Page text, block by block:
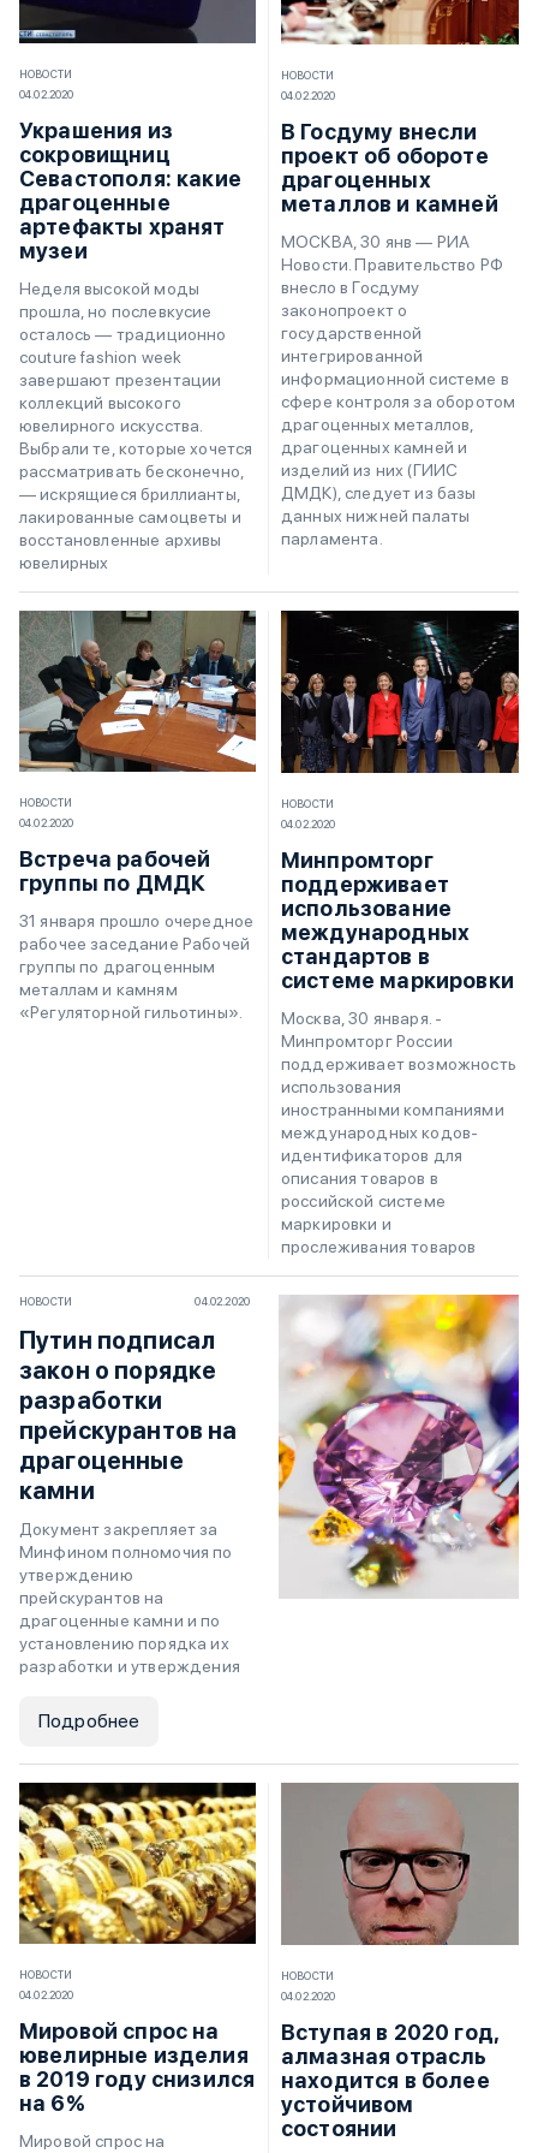
НОВОСТИ
04.02.2020
Украшения из
сокровищниц
Севастополя: какие
драгоценные
артефакты хранят
музеи
Неделя высокой моды
прошла, но послевкусие
осталось — традиционно
couture fashion week
завершают презентации
коллекций высокого
ювелирного искусства.
Выбрали те, которые хочется
рассматривать бесконечно,
— искрящиеся бриллианты,
лакированные самоцветы и
восстановленные архивы
ювелирных
НОВОСТИ
04.02.2020
В Госдуму внесли
проект об обороте
драгоценных
металлов и камней
МОСКВА, 30 янв — РИА
Новости. Правительство РФ
внесло в Госдуму
законопроект о
государственной
интегрированной
информационной системе в
сфере контроля за оборотом
драгоценных металлов,
драгоценных камней и
изделий из них (ГИИС
ДМДК), следует из базы
данных нижней палаты
парламента.
НОВОСТИ
04.02.2020
Встреча рабочей
группы по ДМДК
31 января прошло очередное
рабочее заседание Рабочей
группы по драгоценным
металлам и камням
«Регуляторной гильотины».
НОВОСТИ
04.02.2020
Минпромторг
поддерживает
использование
международных
стандартов в
системе маркировки
Москва, 30 января. -
Минпромторг России
поддерживает возможность
использования
иностранными компаниями
международных кодов-
идентификаторов для
описания товаров в
российской системе
маркировки и
прослеживания товаров
НОВОСТИ 04.02.2020
Путин подписал
закон о порядке
разработки
прейскурантов на
драгоценные
камни
Документ закрепляет за
Минфином полномочия по
утверждению
прейскурантов на
драгоценные камни и по
установлению порядка их
разработки и утверждения
Подробнее
НОВОСТИ
04.02.2020
Мировой спрос на
ювелирные изделия
в 2019 году снизился
на 6%
Мировой спрос на
НОВОСТИ
04.02.2020
Вступая в 2020 год,
алмазная отрасль
находится в более
устойчивом
состоянии